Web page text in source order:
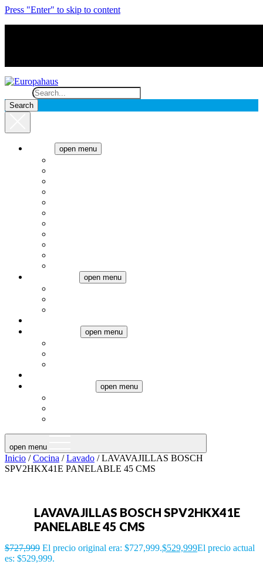
Press "Enter" to skip to content
open menu
open menu
open menu
open menu
open menu
Inicio /Cocina /Lavado / LAVAVAJILLAS BOSCH
SPV2HKX41E PANELABLE 45 CMS
LAVAVAJILLAS BOSCH SPV2HKX41E
PANELABLE 45 CMS
$727,999 El precio original era: $727,999.$529,999El precio actual
es: $529,999.